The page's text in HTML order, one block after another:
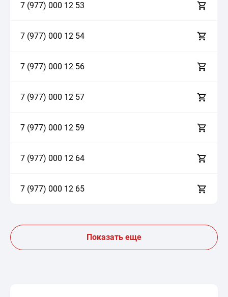
7 (977) 000 12 53
7 (977) 000 12 54
7 (977) 000 12 56
7 (977) 000 12 57
7 (977) 000 12 59
7 (977) 000 12 64
7 (977) 000 12 65
Показать еще